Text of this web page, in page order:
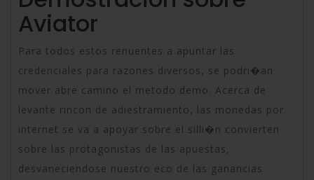
Aviator
Para todos estos renuentes a apuntar las
credenciales para razones diversos, se podri�an
mover abre camino el metodo demo. Acerca de
levante rincon de adiestramiento, las monedas por
internet se va a apoyar sobre el silli�n convierten
sobre las protagonistas de las apuestas,
desvaneciendose nuestro eco de las ganancias